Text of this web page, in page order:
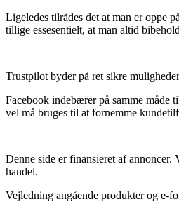
Ligeledes tilrådes det at man er oppe
tillige essesentielt, at man altid
Trustpilot byder på ret sikre
Facebook indebærer på samme måde
vel må bruges til at fornemme
Denne side er finansieret af
handel.
Vejledning angående produkter og e-